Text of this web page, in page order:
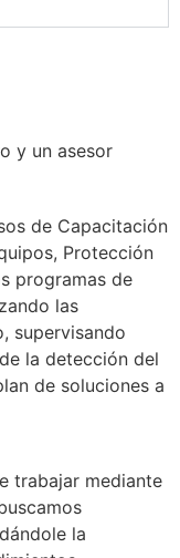
de Capacitación
Protección
programas de
las
supervisando
la detección del
de soluciones a
trabajar mediante
la